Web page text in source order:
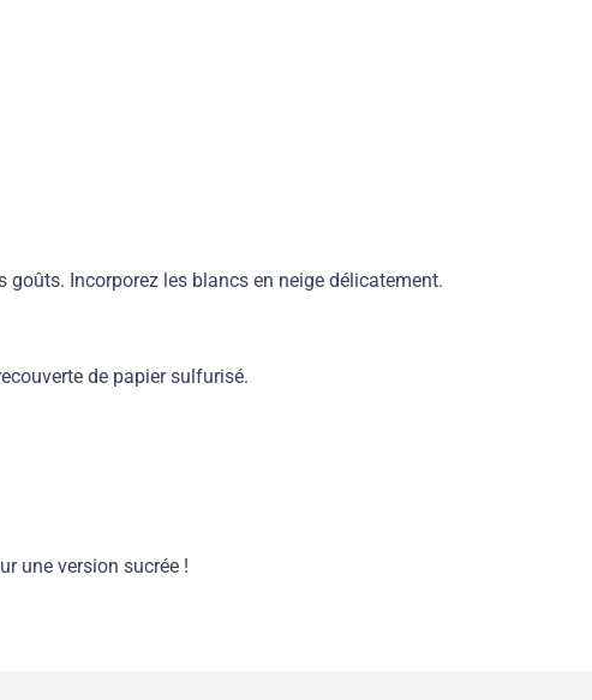
Incorporez les blancs en neige délicatement.
de papier sulfurisé.
une version sucrée !